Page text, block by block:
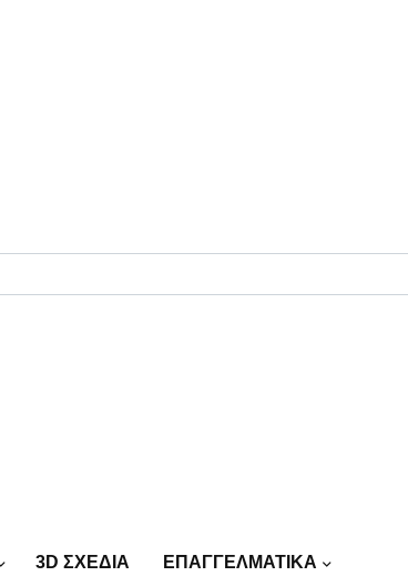
3D ΣΧΕΔΙΑ ΕΠΑΓΓΕΛΜΑΤΙΚΑ